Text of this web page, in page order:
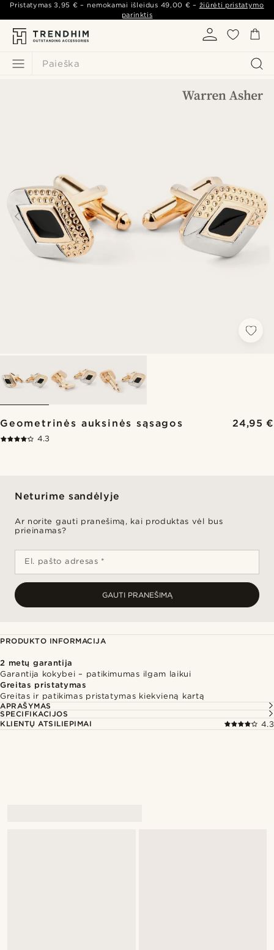
Paieška
Pristatymas3,95 € – nemokamai išleidus 49,00 € – žiūrėti pristatymo
parinktis
Geometrinės auksinės sąsagos 24,95 €
4.3
Neturime sandėlyje
Ar norite gauti pranešimą, kai produktas vėl bus
prieinamas?
El. pašto adresas *
GAUTI PRANEŠIMĄ
PRODUKTO INFORMACIJA
2 metų garantija
Garantija kokybei – patikimumas ilgam laikui
Greitas pristatymas
Greitas ir patikimas pristatymas kiekvieną kartą
APRAŠYMAS
SPECIFIKACIJOS
KLIENTŲ ATSILIEPIMAI
4.3